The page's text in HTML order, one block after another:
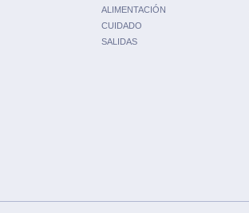
ALIMENTACIÓN
CUIDADO
SALIDAS